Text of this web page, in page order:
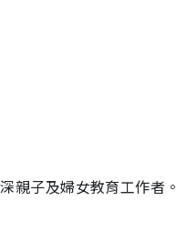
親子及婦女教育工作者。